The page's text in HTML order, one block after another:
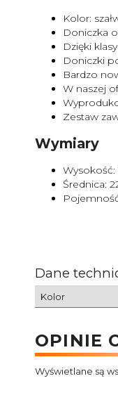
Kolor:
Doniczka
Dzięki
Doniczki
Bardzo
W naszej
Zestaw
Wymiary
Wysokość:
Średnica:
Dane
Kolor
OPINIE
Wyświetlane są